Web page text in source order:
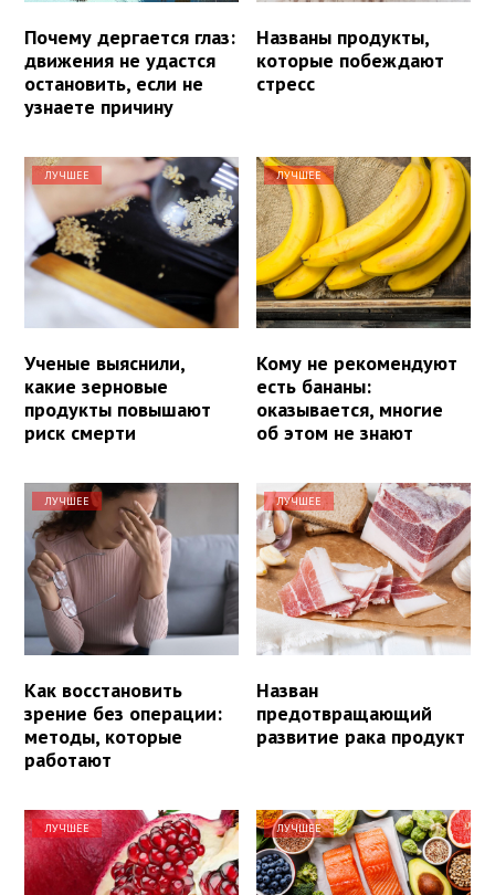
Почему дергается глаз:
движения не удастся
остановить, если не
узнаете причину
Названы продукты,
которые побеждают
стресс
ЛУЧШЕЕ
Ученые выяснили,
какие зерновые
продукты повышают
риск смерти
ЛУЧШЕЕ
Кому не рекомендуют
есть бананы:
оказывается, многие
об этом не знают
ЛУЧШЕЕ
Как восстановить
зрение без операции:
методы, которые
работают
ЛУЧШЕЕ
Назван
предотвращающий
развитие рака продукт
ЛУЧШЕЕ ЛУЧШЕЕ